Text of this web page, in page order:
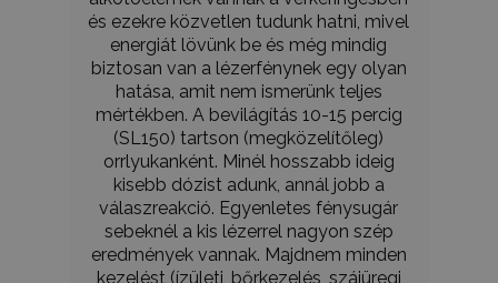
és ezekre közvetlen tudunk hatni, mivel
energiát lövünk be és még mindig
biztosan van a lézerfénynek egy olyan
hatása, amit nem ismerünk teljes
mértékben. A bevilágítás 10-15 percig
(SL150) tartson (megközelítőleg)
orrlyukanként. Minél hosszabb ideig
kisebb dózist adunk, annál jobb a
válaszreakció. Egyenletes fénysugár
sebeknél a kis lézerrel nagyon szép
eredmények vannak. Majdnem minden
kezelést (ízületi, bőrkezelés, szájüregi